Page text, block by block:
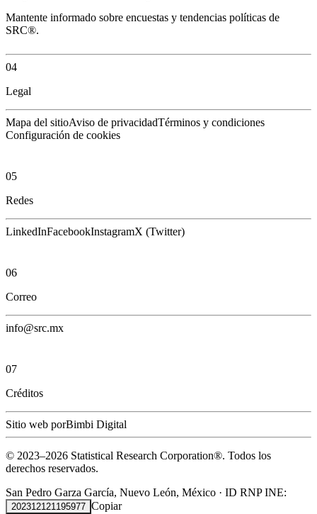
Mantente informado sobre encuestas y tendencias políticas de
SRC®.
04
Legal
Mapa del sitioAviso de privacidadTérminos y condiciones
Configuración de cookies
05
Redes
LinkedInFacebookInstagramX (Twitter)
06
Correo
info@src.mx
07
Créditos
Sitio web porBimbi Digital
© 2023–2026 Statistical Research Corporation®. Todos los
derechos reservados.
San Pedro Garza García, Nuevo León, México · ID RNP INE:
202312121195977 Copiar